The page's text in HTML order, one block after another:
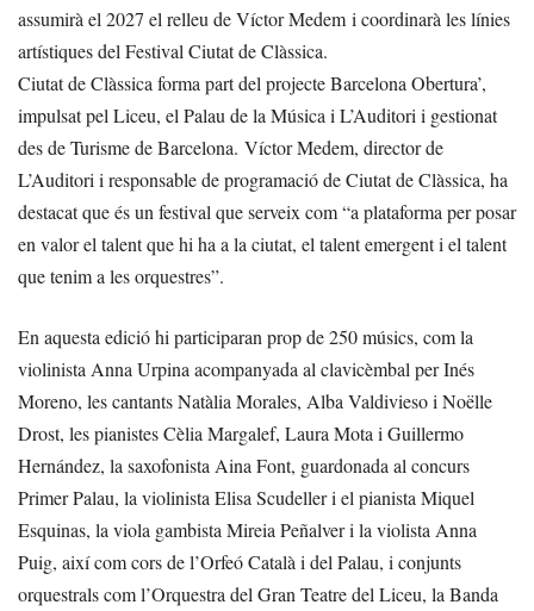
assumirà el 2027 el relleu de Víctor Medem i coordinarà les línies
artístiques del Festival Ciutat de Clàssica.
Ciutat de Clàssica forma part del projecte Barcelona Obertura’,
impulsat pel Liceu, el Palau de la Música i L’Auditori i gestionat
des de Turisme de Barcelona. Víctor Medem, director de
L’Auditori i responsable de programació de Ciutat de Clàssica, ha
destacat que és un festival que serveix com “a plataforma per posar
en valor el talent que hi ha a la ciutat, el talent emergent i el talent
que tenim a les orquestres”.
En aquesta edició hi participaran prop de 250 músics, com la
violinista Anna Urpina acompanyada al clavicèmbal per Inés
Moreno, les cantants Natàlia Morales, Alba Valdivieso i Noëlle
Drost, les pianistes Cèlia Margalef, Laura Mota i Guillermo
Hernández, la saxofonista Aina Font, guardonada al concurs
Primer Palau, la violinista Elisa Scudeller i el pianista Miquel
Esquinas, la viola gambista Mireia Peñalver i la violista Anna
Puig, així com cors de l’Orfeó Català i del Palau, i conjunts
orquestrals com l’Orquestra del Gran Teatre del Liceu, la Banda